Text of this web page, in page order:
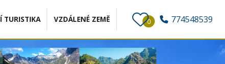
TURISTIKA VZDÁLENÉ ZEMĚ 0 774548539